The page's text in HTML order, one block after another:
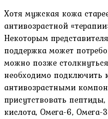
Хотя мужская кожа
антивозрастной
Некоторым
поддержка может
можно позже
необходимо
антивозрастными
присутствовать
кислота, Омега-6,